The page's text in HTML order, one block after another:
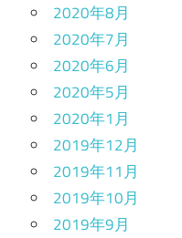
2020年8月
2020年7月
2020年6月
2020年5月
2020年1月
2019年12月
2019年11月
2019年10月
2019年9月